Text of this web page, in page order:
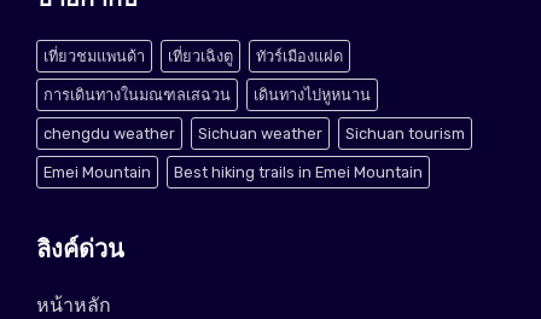
เที่ยวชมแพนด้า เที่ยวเฉิงตู ทัวร์เมืองแฝด
การเดินทางในมณฑลเสฉวน เดินทางไปหูหนาน
chengdu weather Sichuan weather Sichuan tourism
Emei Mountain Best hiking trails in Emei Mountain
ลิงค์ด่วน
หน้าหลัก